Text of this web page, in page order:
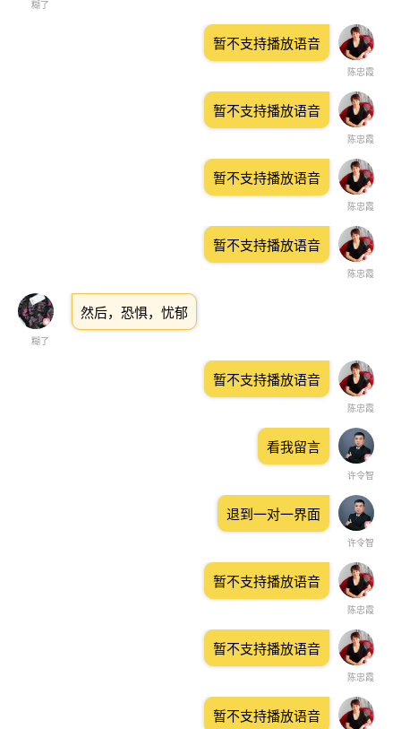
糊了
陈忠霞
暂不支持播放语音
陈忠霞
暂不支持播放语音
陈忠霞
暂不支持播放语音
陈忠霞
暂不支持播放语音
糊了
然后，恐惧，忧郁
陈忠霞
暂不支持播放语音
许令智
看我留言
许令智
退到一对一界面
陈忠霞
暂不支持播放语音
陈忠霞
暂不支持播放语音
暂不支持播放语音